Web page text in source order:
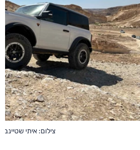
צילום: איתי שטיינברג